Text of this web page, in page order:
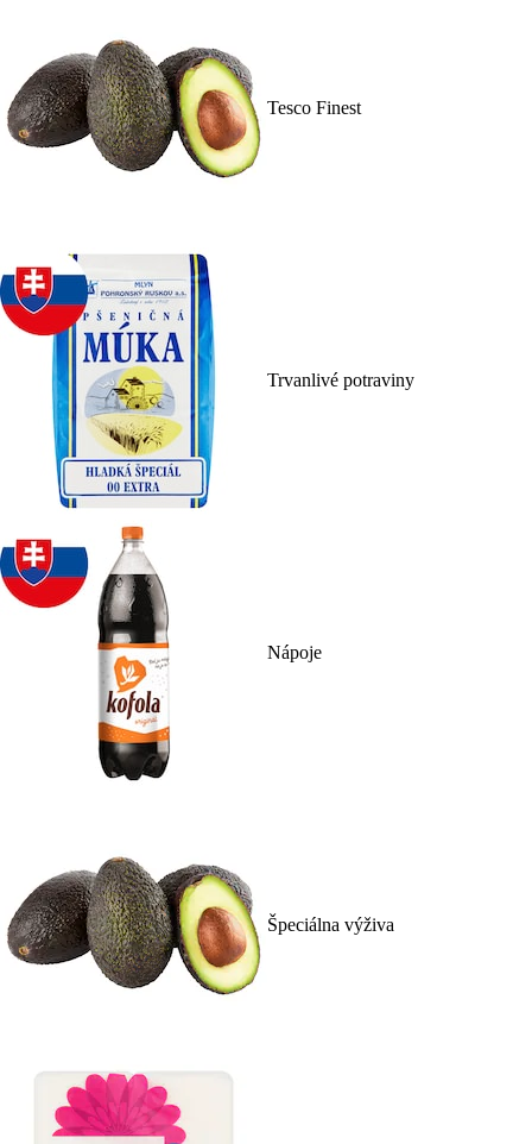
Tesco Finest
Trvanlivé potraviny
Nápoje
Špeciálna výživa